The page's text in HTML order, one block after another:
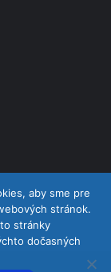
aby sme pre
stránok.
stránky
dočasných